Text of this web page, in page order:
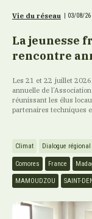
Vie du réseau | 03/08/26
La jeunesse
rencontre
Les 21 et 22 juillet
annuelle de
réunissant les élus
partenaires techniques
Climat Dialogue régional
Comores France
MAMOUDZOU SAINT-